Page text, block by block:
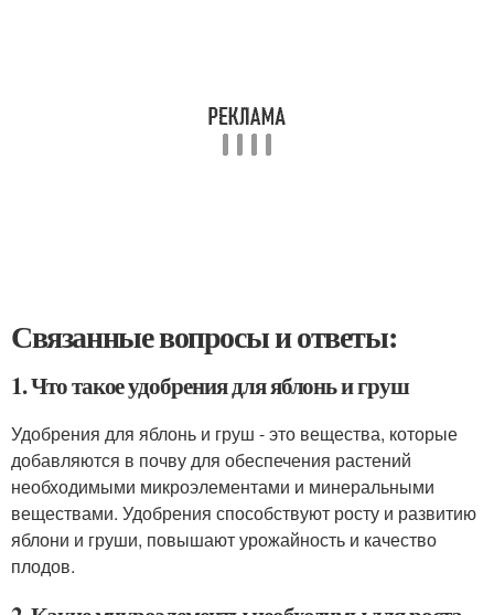
Связанные вопросы и ответы:
1. Что такое удобрения для яблонь и груш
Удобрения для яблонь и груш - это вещества, которые
добавляются в почву для обеспечения растений
необходимыми микроэлементами и минеральными
веществами. Удобрения способствуют росту и развитию
яблони и груши, повышают урожайность и качество
плодов.